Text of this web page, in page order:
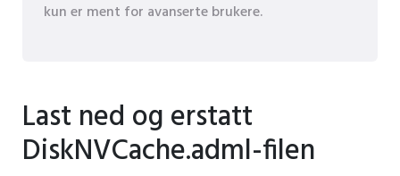
kun er ment for avanserte brukere.
Last ned og erstatt
DiskNVCache.adml-filen